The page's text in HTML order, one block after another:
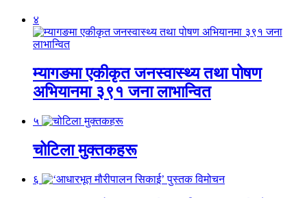
४
म्यागङमा एकीकृत जनस्वास्थ्य तथा पोषण
अभियानमा ३९१ जना लाभान्वित
५
चोटिला मुक्तकहरू
६